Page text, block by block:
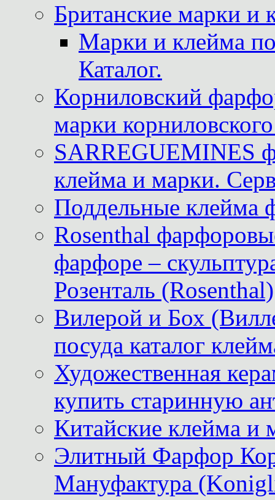
Британские марки и
Марки и клейма
Каталог.
Корниловский
марки
SARREGUEMINES
клейма и марки.
Поддельные клейма
Rosenthal
фарфоре –
Розенталь (Rosenthal)
Вилерой и Бох
посуда каталог
Художественная
купить старинную
Китайские клейма и
Элитный Фарфор
Мануфактура